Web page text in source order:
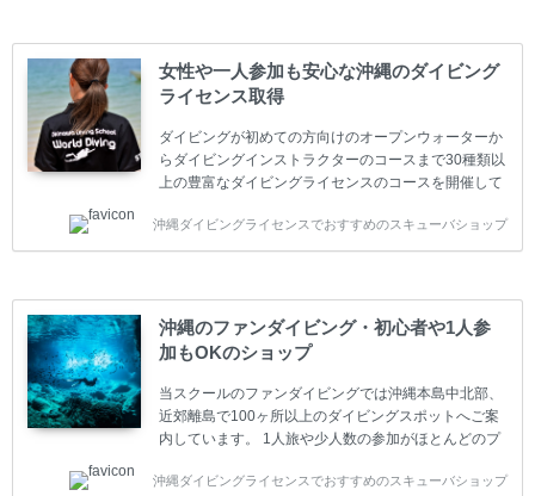
女性や一人参加も安心な沖縄のダイビング
ライセンス取得
ダイビングが初めての方向けのオープンウォーターか
らダイビングインストラクターのコースまで30種類以
上の豊富なダイビングライセンスのコースを開催して
(TEC)のコースもご用意しています。 当スクールを受
講するお客様は一人参加などの少人数のご参加が最も
は年間を通じてキャンペーンを行っています。 ベーシ
ックダイバー(Cカード) 1日間+eラーニング 最安値キ
ャンペーン ￥22800(税込) ￥16800(税込) 器材 / 送
迎 / 保険 / 全て込み ダイビング...
沖縄ダイビングライセンスでおすすめのスキューバショップ
沖縄のファンダイビング・初心者や1人参
加もOKのショップ
当スクールのファンダイビングでは沖縄本島中北部、
近郊離島で100ヶ所以上のダイビングスポットへご案
内しています。 1人旅や少人数の参加がほとんどのプ
の方も安心して楽しめるようにリフレッシュダイビン
沖縄ダイビングライセンスでおすすめのスキューバショップ